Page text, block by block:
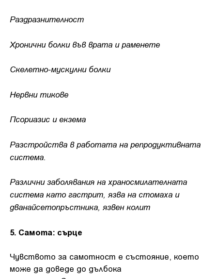
Раздразнителност
Хронични болки във врата и раменете
Скелетно-мускулни болки
Нервни тикове
Псориазис и екзема
Разстройства в работата на репродуктивната
система.
Различни заболявания на храносмилателната
система като гастрит, язва на стомаха и
дванайсетопръстника, язвен колит
5. Самота: сърце
Чувството за самотност е състояние, което
може да доведе до дълбока